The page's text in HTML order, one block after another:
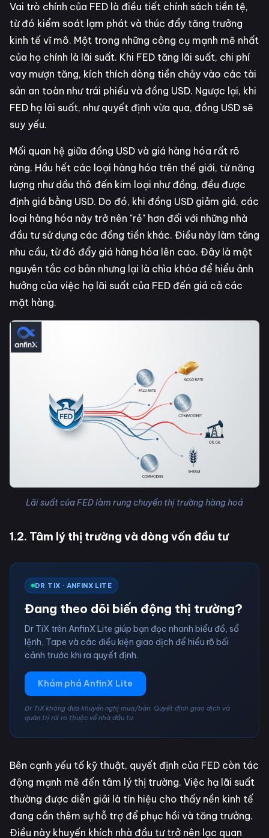
Vai trò chính của FED là điều tiết chính sách tiền tệ,
từ đó kiểm soát lạm phát và thúc đẩy tăng trưởng
kinh tế vĩ mô. Một trong những công cụ mạnh mẽ nhất
của họ chính là lãi suất. Khi FED tăng lãi suất, chi phí
vay mượn tăng, kích thích dòng tiền chảy vào các tài
sản an toàn như trái phiếu và đồng USD. Ngược lại, khi
FED hạ lãi suất, như quyết định vừa qua, đồng USD sẽ
suy yếu.
Mối quan hệ giữa đồng USD và giá hàng hóa rất rõ
ràng. Hầu hết các loại hàng hóa trên thế giới, từ năng
lượng như dầu thô đến kim loại như đồng, đều được
định giá bằng USD. Do đó, khi đồng USD giảm giá, các
loại hàng hóa này trở nên "rẻ" hơn đối với những nhà
đầu tư sử dụng các đồng tiền khác. Điều này làm tăng
nhu cầu, từ đó đẩy giá hàng hóa lên cao. Đây là một
nguyên tắc cơ bản nhưng lại là chìa khóa để hiểu ảnh
hưởng của việc hạ lãi suất của FED đến giá cả các
mặt hàng.
Lãi suất của FED làm rung chuyển thị trường hàng hoá
1.2. Tâm lý thị trường và dòng vốn đầu tư
DR TIX · ANFINX LITE
Đang theo dõi biến động thị trường?
Dr TiX trên AnfinX Lite giúp bạn đọc nhanh biểu đồ, sổ
lệnh, Tape và các điều kiện giao dịch để hiểu rõ bối
cảnh trước khi ra quyết định.
Khám phá AnfinX Lite
Dr TiX không đưa khuyến nghị mua/bán. Quyết định giao dịch và
quản trị rủi ro thuộc về nhà đầu tư.
Bên cạnh yếu tố kỹ thuật, quyết định của FED còn tác
động mạnh mẽ đến tâm lý thị trường. Việc hạ lãi suất
thường được diễn giải là tín hiệu cho thấy nền kinh tế
đang cần thêm sự hỗ trợ để phục hồi và tăng trưởng.
Điều này khuyến khích nhà đầu tư trở nên lạc quan